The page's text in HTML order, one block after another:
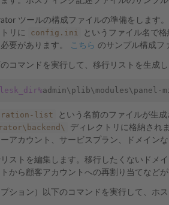
ツールの構成ファイルの準備をします。
リに
config.ini
というファイル名で
要があります。
こちら のサンプル構成フ
コマンドを実行して、移行リストを生成し
list という名前のファイルが生成
ディレクトリに格納され
アカウント、サービスプラン、ドメインな
ストを編集します。移行したくないドメ
から顧客アカウントへの再割り当てなどが
プション）以下のコマンドを実行して、ホ